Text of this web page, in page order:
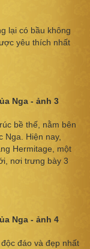
lại có bầu không
yêu thích nhất
bề thế, nằm bên
Nga. Hiện nay,
Hermitage, một
nơi trưng bày 3
đáo và đẹp nhất